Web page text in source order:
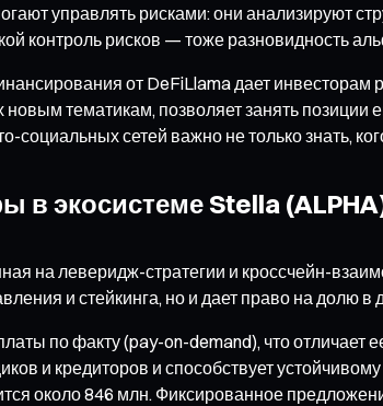
управлять рисками: они анализируют
контроль рисков — тоже разновидность
от DeFiLlama дает
тематикам, позволяет занять
сетей важно не только знать,
в экосистеме Stella
на леверидж-стратегии и кроссчейн-
и стейкинга, но и дает право на
по факту (pay-on-demand), что отличает
и кредиторов и способствует
около 846 млн. Фиксированное